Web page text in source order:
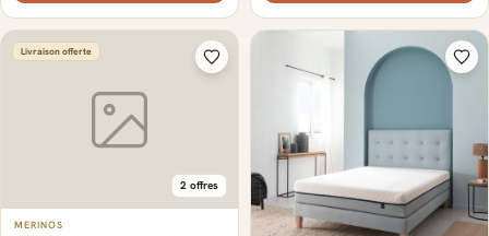
Livraison offerte
2 offres
MERINOS